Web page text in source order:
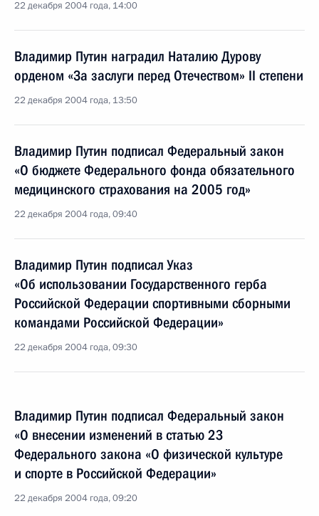
22 декабря 2004 года, 14:00
Владимир Путин наградил Наталию Дурову
орденом «За заслуги перед Отечеством» II степени
22 декабря 2004 года, 13:50
Владимир Путин подписал Федеральный закон
«О бюджете Федерального фонда обязательного
медицинского страхования на 2005 год»
22 декабря 2004 года, 09:40
Владимир Путин подписал Указ
«Об использовании Государственного герба
Российской Федерации спортивными сборными
командами Российской Федерации»
22 декабря 2004 года, 09:30
Владимир Путин подписал Федеральный закон
«О внесении изменений в статью 23
Федерального закона «О физической культуре
и спорте в Российской Федерации»
22 декабря 2004 года, 09:20